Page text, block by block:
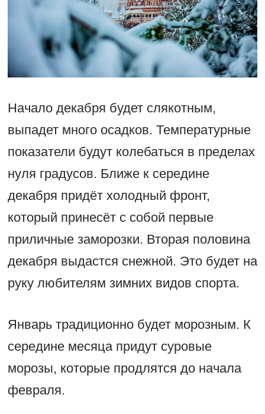
Начало декабря будет слякотным,
выпадет много осадков. Температурные
показатели будут колебаться в пределах
нуля градусов. Ближе к середине
декабря придёт холодный фронт,
который принесёт с собой первые
приличные заморозки. Вторая половина
декабря выдастся снежной. Это будет на
руку любителям зимних видов спорта.
Январь традиционно будет морозным. К
середине месяца придут суровые
морозы, которые продлятся до начала
февраля.